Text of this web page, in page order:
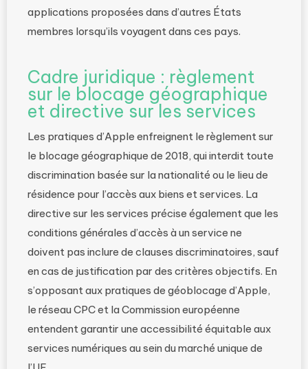
applications proposées dans d’autres États
membres lorsqu’ils voyagent dans ces pays.
Cadre juridique : règlement
sur le blocage géographique
et directive sur les services
Les pratiques d’Apple enfreignent le règlement sur
le blocage géographique de 2018, qui interdit toute
discrimination basée sur la nationalité ou le lieu de
résidence pour l’accès aux biens et services. La
directive sur les services précise également que les
conditions générales d’accès à un service ne
doivent pas inclure de clauses discriminatoires, sauf
en cas de justification par des critères objectifs. En
s’opposant aux pratiques de géoblocage d’Apple,
le réseau CPC et la Commission européenne
entendent garantir une accessibilité équitable aux
services numériques au sein du marché unique de